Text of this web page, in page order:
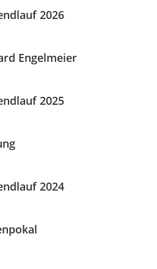
2026
Engelmeier
2025
2024